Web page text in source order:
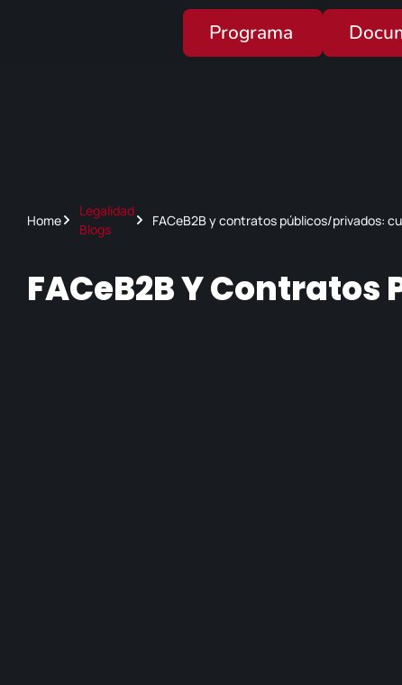
Programa
Home
Legalidad
Blogs
FACeB2B y contratos públicos/privados:
FACeB2B Y